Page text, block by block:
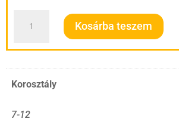
kaland
Kosárba teszem
Korosztály
7-12